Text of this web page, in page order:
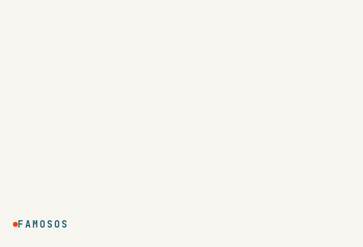
FAMOSOS